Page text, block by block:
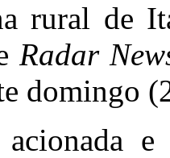
rural de
Radar
domingo
e